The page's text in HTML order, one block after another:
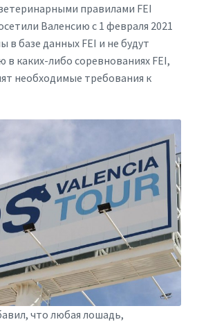
правилами FEI
Валенсию с 1 февраля 2021
в базе данных FEI и не будут
в каких-либо соревнованиях FEI,
необходимые требования к
что любая лошадь,